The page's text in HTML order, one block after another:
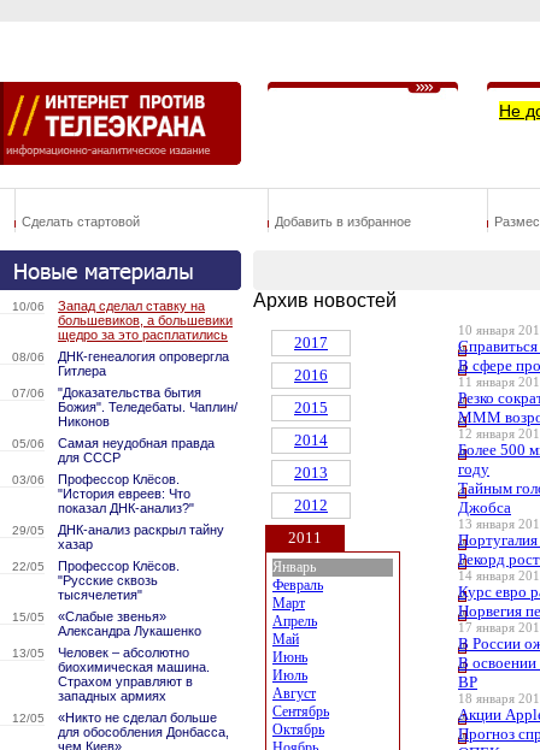
Не
Сделать стартовой Добавить в избранное
10/06
Запад сделал ставку на
большевиков, а большевики
щедро за это расплатились
08/06
ДНК-генеалогия опровергла
Гитлера
07/06
"Доказательства бытия
Божия". Теледебаты. Чаплин/
Никонов
05/06
Самая неудобная правда
для СССР
03/06
Профессор Клёсов.
"История евреев: Что
показал ДНК-анализ?"
29/05
ДНК-анализ раскрыл тайну
хазар
22/05
Профессор Клёсов.
"Русские сквозь
тысячелетия"
15/05
«Слабые звенья»
Александра Лукашенко
13/05
Человек – абсолютно
биохимическая машина.
Страхом управляют в
западных армиях
12/05
«Никто не сделал больше
для обособления Донбасса,
чем Киев»
Архив новостей
2017
2016
2015
2014
2013
2012
2011
Январь
Февраль
Март
Апрель
Май
Июнь
Июль
Август
Сентябрь
Октябрь
10 января
В сфере
11 января
Резко
МММ
12 января
Более 500
году
Тайным
Джобса
13 января
Рекорд
14 января
Курс евро
Норвегия
17 января
В России
В освоении
BP
18 января
Акции
Прогноз